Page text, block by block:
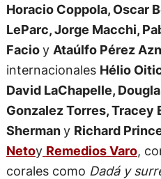
Horacio Coppola, Oscar
LeParc, Jorge Macchi,
Facioy Ataúlfo Pérez
internacionales Hélio
David LaChapelle,
Gonzalez Torres, Tracey
Shermany Richard
Netoy Remedios Varo,
corales como Dadá y